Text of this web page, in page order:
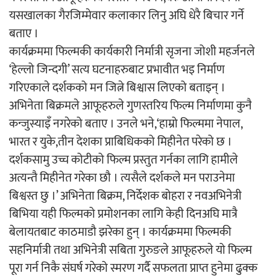
सार्वजनिक
काठमाडौं युथ कन्क्लेभ २०२६ भव्यताका साथ
सम्पन्न
गीति एल्बम ‘जागृति’ लोकार्पण
यसखालका गैरजिम्मेवार कलाकार लिनु अघि धेरै बिचार गर्ने
बताए ।
कार्यक्रममा फिल्मकी कार्यकारी निर्मात्री सृजना जोशी महर्जनले
‘हेल्लो जिन्दगी’ सत्य घटनाहरुबाट प्रभावीत भइ निर्माण
गरिएकाले दर्शकको मन जित्ने बिश्वास लिएको बताइन् ।
अभिनेता बिक्रमले आफूहरुले गुणस्तरिय फिल्म निर्माणमा कुनै
कन्जुस्याइँ नगरेको बताए । उनले भने,‘हाम्रो फिल्ममा नेपाल,
भारत र युके,तीन देशका प्राबिधिकको मिहीनेत परेको छ ।
दर्शकसामु उच्च कोटीको फिल्म प्रस्तुत गर्नका लागि हामीले
अत्यन्तै मिहीनेत गरेका छौ । त्यसैले दर्शकले मन पराउनेमा
बिश्वस्त छु ।’ अभिनेता बिक्रम, निर्देशक बोहरा र नवअभिनेत्री
बिभिया यही फिल्मको प्रमोशनका लागि केही दिनअघि मात्रै
बेलायतबाट काठमाडौ झरेका हुन् । कार्यक्रममा फिल्मकी
सहनिर्मात्री तथा अभिनेत्री सबिता गुरुङले आफूहरुले यो फिल्म
पूरा गर्न निकै संघर्ष गरेको स्मरण गर्दै सफलता प्राप्त हुनेमा ढुक्क